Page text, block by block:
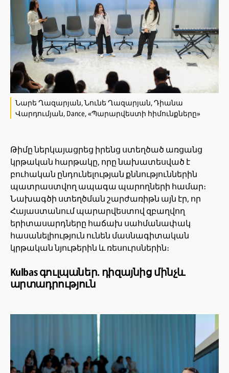
Նարե Ղազարյան, Նունե Ղազարյան, Դիանա
Վարդումյան, Dance, «Պարարվեստի հիմունքները»
Թիմը ներկայացրեց իրենց ստեղծած առցանց
կրթական հարթակը, որը նախատեսված է
բուհական ընդունելության քննություններին
պատրաստվող ապագա պարողների համար։
Նախագծի ստեղծման շարժառիթն այն էր, որ
Հայաստանում պարարվեստով զբաղվող
երիտասարդները հաճախ սահմանափակ
հասանելիություն ունեն մասնագիտական
կրթական նյութերին և ռեսուրսներին։
Kulbas գուլպաներ. դիզայնից մինչև
արտադրություն